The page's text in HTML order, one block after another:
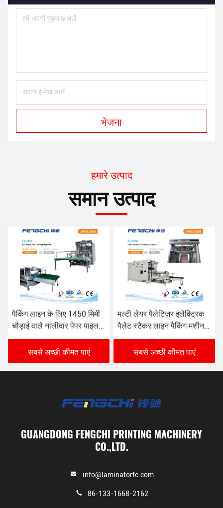
भेजना
हमारे उत्पाद
समान उत्पाद
मल्टी लेयर पैलेटिज़र इलेक्ट्रिक
पैलेट स्टैकर लाइन पैकिंग मशीन
पेपर बोर्ड के लिए
सबसे अच्छी कीमत पाएं
16000 शीट/घंटा ऑटोमैटिक
कार्टन पैकेजिंग लाइन पैलेटिंग
सिस्टम
सबसे अच्छी कीमत पाएं
GUANGDONG FENGCHI PRINTING MACHINERY
CO.,LTD.
info@laminatorfc.com
86-133-1668-2162